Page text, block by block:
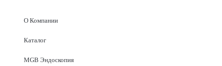
О Компании
Каталог
MGB Эндоскопия